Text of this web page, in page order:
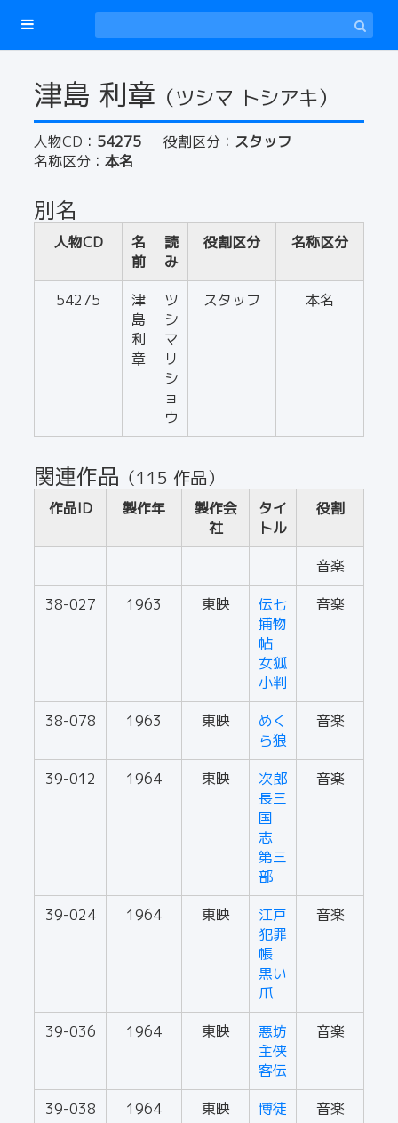
津島 利章 （ツシマ トシアキ）
人物CD： 54275 役割区分： スタッフ
名称区分： 本名
別名
人物CD
名
前
読
み
役割区分 名称区分
54275
津
島
利
章
ツ
シ
マ
リ
シ
ョ
ウ
スタッフ 本名
関連作品 （115 作品）
作品ID 製作年
製作会
社
タイ
トル
役割
音楽
38-027
1963 東映
伝七
捕物
帖
女狐
小判
音楽
38-078 1963 東映
めく
ら狼
音楽
39-012 1964 東映
次郎
長三
国
志
第三
部
音楽
39-024 1964 東映
江戸
犯罪
帳
黒い
爪
音楽
39-036 1964 東映
悪坊
主侠
客伝
音楽
39-038 1964 東映 博徒
音楽